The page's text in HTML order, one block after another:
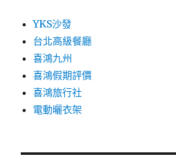
YKS沙發
台北高級餐廳
喜鴻九州
喜鴻假期評價
喜鴻旅行社
電動曬衣架